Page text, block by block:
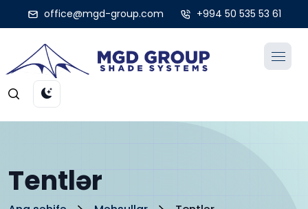
office@mgd-group.com +994 50 535 53 61
Tentlər